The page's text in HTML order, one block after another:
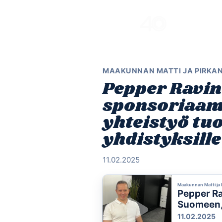
MAAKUNNAN MATTI JA
Pepper
yhteistyö
11.02.2025
Maakunnan Matti ja
Pepper
11.02.2025